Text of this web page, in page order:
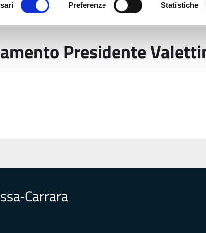
Preferenze Statistiche
Presidente Valettini4
Presidente